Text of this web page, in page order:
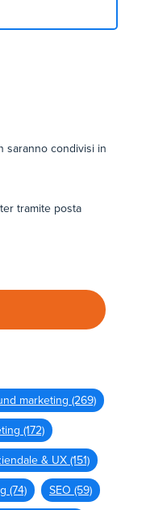
saranno condivisi in
tramite posta
marketing (269)
(172)
& UX (151)
(74) SEO (59)